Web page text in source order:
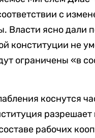
с
Власти ясно дали
конституции не
ограничены «в
коснутся
рабочих